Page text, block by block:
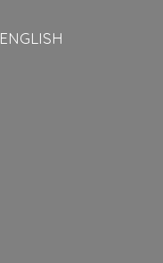
ENGLISH